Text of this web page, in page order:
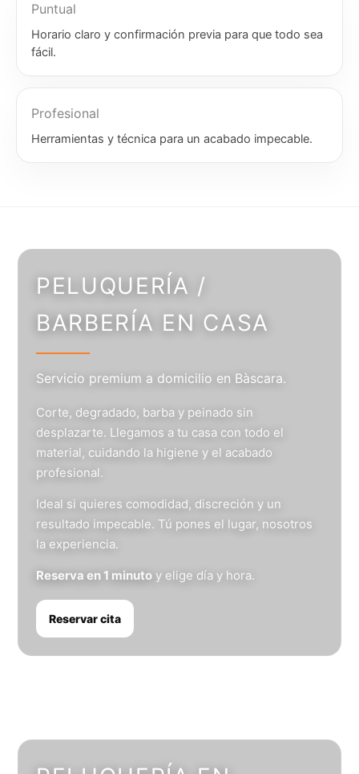
Puntual
Horario claro y confirmación previa para que todo sea
fácil.
Profesional
Herramientas y técnica para un acabado impecable.
PELUQUERÍA /
BARBERÍA EN CASA
Servicio premium a domicilio en Bàscara.
Corte, degradado, barba y peinado sin
desplazarte. Llegamos a tu casa con todo el
material, cuidando la higiene y el acabado
profesional.
Ideal si quieres comodidad, discreción y un
resultado impecable. Tú pones el lugar, nosotros
la experiencia.
Reserva en 1 minuto y elige día y hora.
Reservar cita